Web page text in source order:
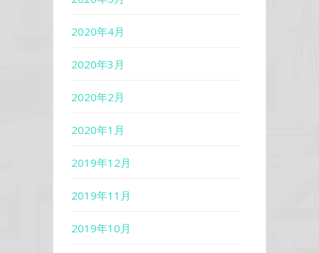
2020年4月
2020年3月
2020年2月
2020年1月
2019年12月
2019年11月
2019年10月